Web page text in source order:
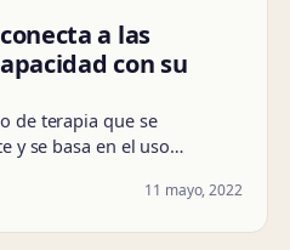
a las
con su
de terapia que se
y se basa en el uso…
11 mayo, 2022